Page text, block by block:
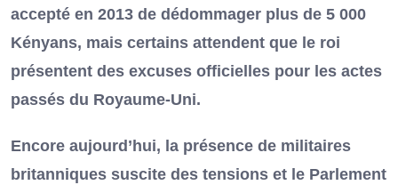
accepté en 2013 de dédommager plus de 5 000
Kényans, mais certains attendent que le roi
présentent des excuses officielles pour les actes
passés du Royaume-Uni.
Encore aujourd’hui, la présence de militaires
britanniques suscite des tensions et le Parlement